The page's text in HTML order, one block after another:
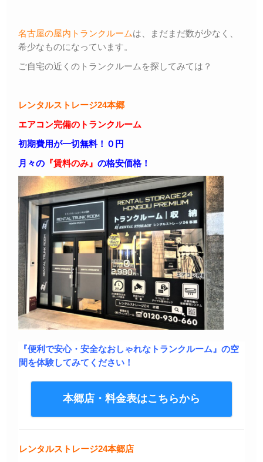
名古屋の屋内トランクルームは、まだまだ数が少なく、
希少なものになっています。
ご自宅の近くのトランクルームを探してみては？
レンタルストレージ24本郷
エアコン完備のトランクルーム
初期費用が一切無料！０円
月々の 『賃料のみ』 の格安価格！
『便利で安心・安全なおしゃれなトランクルーム』の空
間を体験してみてください！
本郷店・料金表はこちらから
レンタルストレージ24本郷店